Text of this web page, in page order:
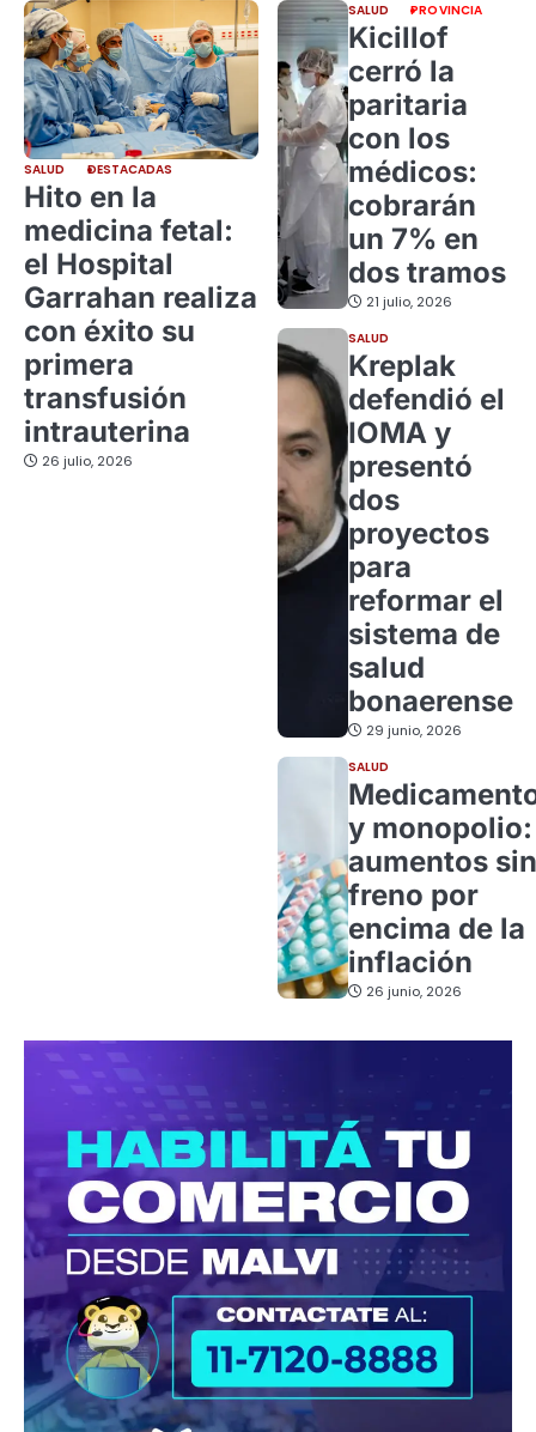
SALUD DESTACADAS
Hito en la
medicina fetal:
el Hospital
Garrahan realiza
con éxito su
primera
transfusión
intrauterina
26 julio, 2026
SALUD PROVINCIA
Kicillof
cerró la
paritaria
con los
médicos:
cobrarán
un 7% en
dos tramos
21 julio, 2026
SALUD
Kreplak
defendió el
IOMA y
presentó
dos
proyectos
para
reformar el
sistema de
salud
bonaerense
29 junio, 2026
SALUD
y monopolio:
aumentos sin
freno por
encima de la
inflación
26 junio, 2026